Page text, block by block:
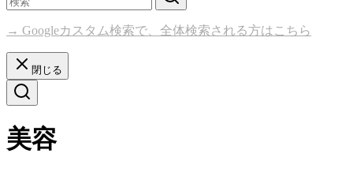
→ Googleカスタム検索で、全体検索される方はこちら
閉じる
美容